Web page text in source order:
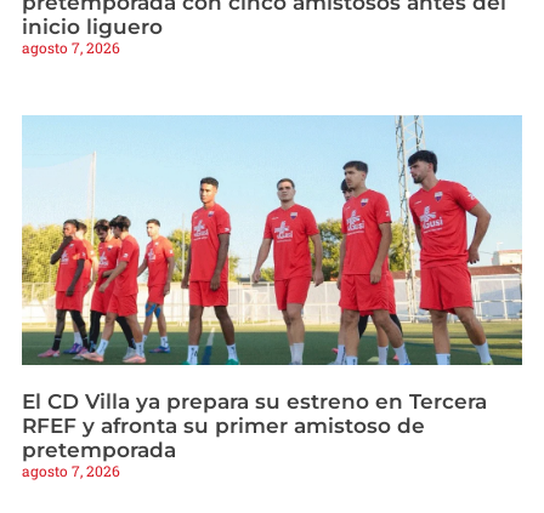
inicio liguero
agosto 7, 2026
El CD Villa ya prepara su estreno en Tercera
RFEF y afronta su primer amistoso de
pretemporada
agosto 7, 2026